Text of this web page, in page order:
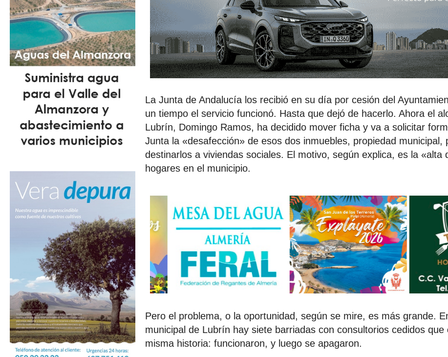
La Junta de Andalucía los recibió en su día por cesión del
un tiempo el servicio funcionó. Hasta que dejó de hacerlo. Ahora el
Lubrín, Domingo Ramos, ha decidido mover ficha y va a solicitar
Junta la «desafección» de esos dos inmuebles, propiedad municipal,
destinarlos a viviendas sociales. El motivo, según explica, es la «alta
hogares en el municipio.
Pero el problema, o la oportunidad, según se mire, es más grande.
municipal de Lubrín hay siete barriadas con consultorios cedidos que
misma historia: funcionaron, y luego se apagaron.